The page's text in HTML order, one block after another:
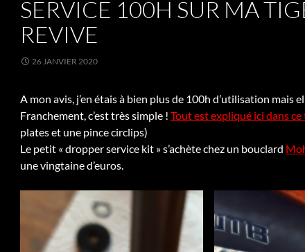
SERVICE 100H SUR MA
REVIVE
26 JANVIER 2020
A mon avis, j’en étais à bien plus de 100h d’utilisation mais
Franchement, c’est très simple ! Tout est expliqué ici dans
plates et une pince circlips)
Le petit « dropper service kit » s’achète chez un bouclard
une vingtaine d’euros.